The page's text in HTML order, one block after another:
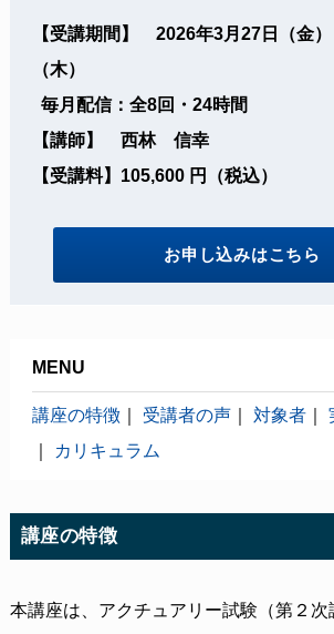
【受講期間】 2026年3月27日（金）
（木）
毎月配信：全8回・24時間
【講師】 西林 信幸
【受講料】105,600 円（税込）
お申し込みはこちら
MENU
講座の特徴｜ 受講者の声｜ 対象者｜
カリキュラム
講座の特徴
本講座は、アクチュアリー試験（第２次